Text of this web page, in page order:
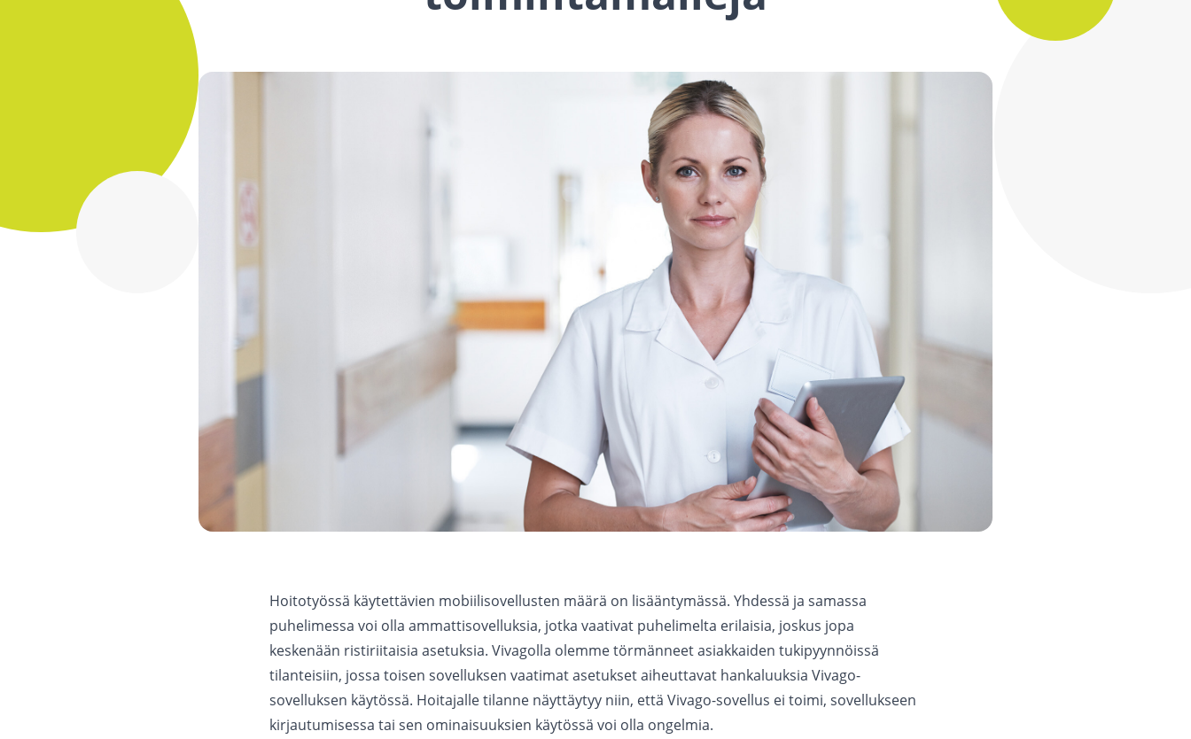
Hoitotyössä käytettävien mobiilisovellusten määrä on lisääntymässä. Yhdessä ja samassa
puhelimessa voi olla ammattisovelluksia, jotka vaativat puhelimelta erilaisia, joskus jopa
keskenään ristiriitaisia asetuksia. Vivagolla olemme törmänneet asiakkaiden tukipyynnöissä
tilanteisiin, jossa toisen sovelluksen vaatimat asetukset aiheuttavat hankaluuksia Vivago-
sovelluksen käytössä. Hoitajalle tilanne näyttäytyy niin, että Vivago-sovellus ei toimi, sovellukseen
kirjautumisessa tai sen ominaisuuksien käytössä voi olla ongelmia.